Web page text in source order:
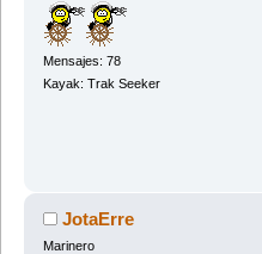
Mensajes: 78
Kayak: Trak Seeker
JotaErre
Marinero